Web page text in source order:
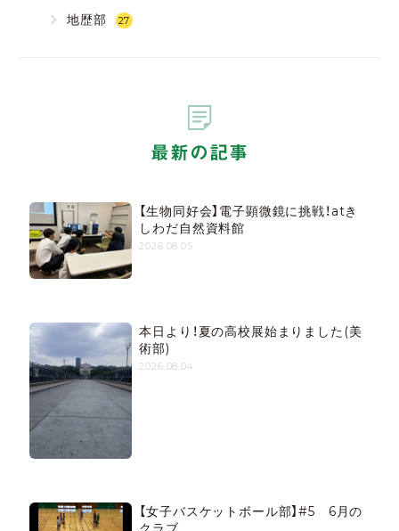
地歴部 27
最新の記事
【生物同好会】電子顕微鏡に挑戦！atき
しわだ自然資料館
2026.08.05
本日より！夏の高校展始まりました(美
術部)
2026.08.04
【女子バスケットボール部】#5 6月の
クラブ